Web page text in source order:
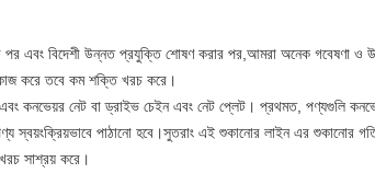
পর এবং বিদেশী উন্নত প্রযুক্তি শোষণ করার পর,আমরা অনেক গবেষণা ও
করে তবে কম শক্তি খরচ করে।
কনভেয়র নেট বা ড্রাইভ চেইন এবং নেট প্লেট। প্রথমত, পণ্যগুলি
স্বয়ংক্রিয়ভাবে পাঠানো হবে।সুতরাং এই শুকানোর লাইন এর শুকানোর
সাশ্রয় করে।